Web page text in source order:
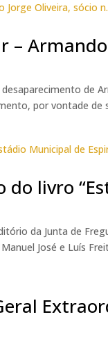
–
de
por vontade
do livro
da Junta de
José e Luís